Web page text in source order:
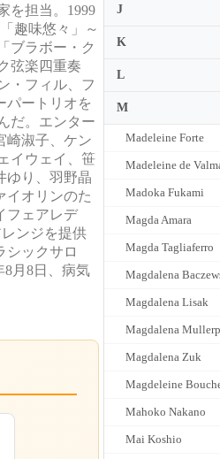
を担当。1999
趣味悠々」～
ブラボー・ク
弦楽四重奏
・フィル、フ
パートリオを
だ。エンター
崎淑子、ケン
イウェイ、笹
ゆり、羽野晶
イオリンのた
フェアレデ
ンジを提供
シックサロ
8月8日、病気
J
K
L
M
Madeleine Forte
Madeleine de
Madoka Fukami
Magda Amara
Magda Tagliaferro
Magdalena
Magdalena Lisak
Magdalena
Magdalena Zuk
Magdeleine
Mahoko Nakano
Mai Koshio